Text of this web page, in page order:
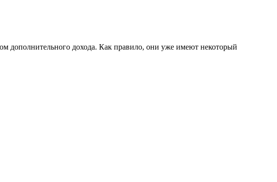
дополнительного дохода. Как правило, они уже имеют некоторый